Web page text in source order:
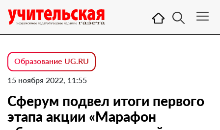
Образование UG.RU
15 ноября 2022, 11:55
Сферум подвел итоги первого
этапа акции «Марафон